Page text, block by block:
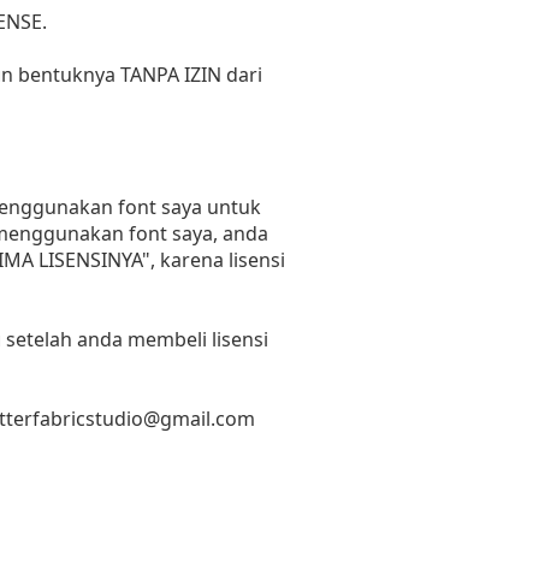
TANPA IZIN dari
font saya untuk
font saya, anda
LISENSINYA", karena lisensi
anda membeli lisensi